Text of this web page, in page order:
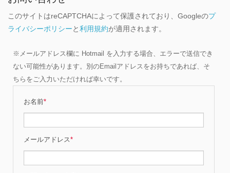
このサイトはreCAPTCHAによって保護されており、Googleのプ
ライバシーポリシーと利用規約が適用されます。
※メールアドレス欄に Hotmail を入力する場合、エラーで送信でき
ない可能性があります。別のEmailアドレスをお持ちであれば、そ
ちらをご入力いただければ幸いです。
お名前*
メールアドレス*